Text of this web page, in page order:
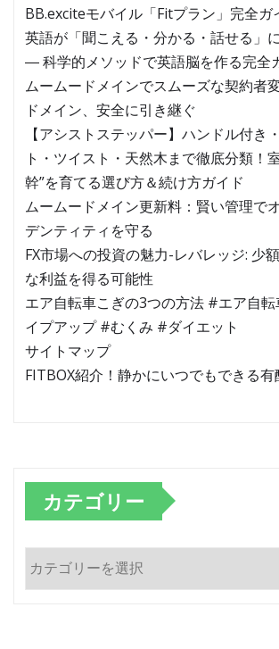
BB.exciteモバイル「Fitプラン」完全ガ
英語が「聞こえる・分かる・話せる」
― 科学的メソッドで英語脳を作る完全
ムームードメインでスムーズな契約者
ドメイン、安全に引き継ぐ
【アシストステッパー】ハンドル付き
ト・ツイスト・天然木まで徹底分類！
幹”を育てる選び方＆続け方ガイド
ムームードメイン更新料：賢い管理で
デンティティを守る
FX市場への投資の魅力-レバレッジ: 少
な利益を得る可能性
エア自転車こぎの3つの方法 #エア自
イプアップ #むくみ #ダイエット
サイトマップ
FITBOX紹介！静かにいつでもできる有
カテゴリー
カ
テ